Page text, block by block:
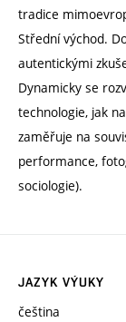
tradice
Střední východ.
autentickými
Dynamicky se
technologie, jak
zaměřuje na
performance,
sociologie).
JAZYK VÝUKY
čeština